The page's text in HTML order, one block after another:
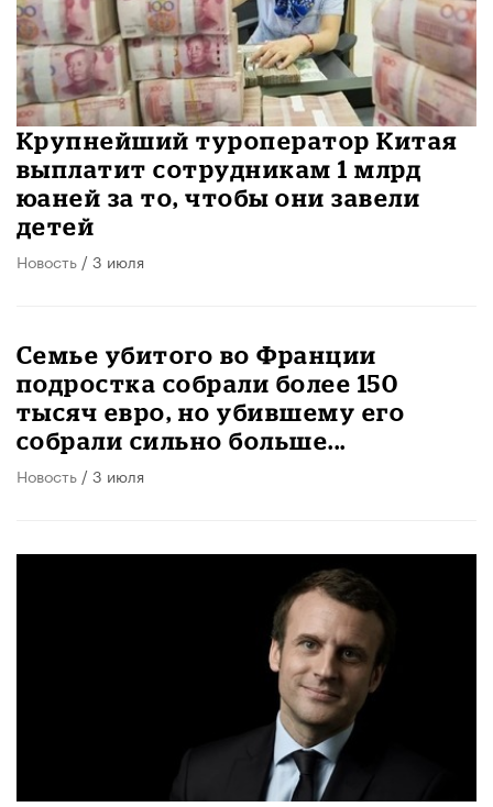
Крупнейший туроператор Китая
выплатит сотрудникам 1 млрд
юаней за то, чтобы они завели
детей
Новость / 3 июля
Семье убитого во Франции
подростка собрали более 150
тысяч евро, но убившему его
собрали сильно больше...
Новость / 3 июля